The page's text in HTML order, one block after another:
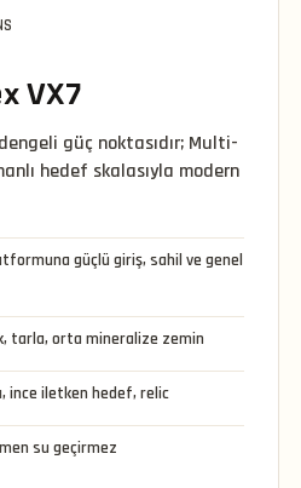
VX7
güç noktasıdır; Multi-
hedef skalasıyla modern
güçlü giriş, sahil ve genel
tarla, orta mineralize zemin
ince iletken hedef, relic
su geçirmez